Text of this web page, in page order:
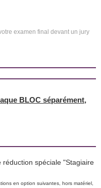
examen final devant un jury
BLOC séparément,
spéciale "Stagiaire
en option suivantes, hors matériel,